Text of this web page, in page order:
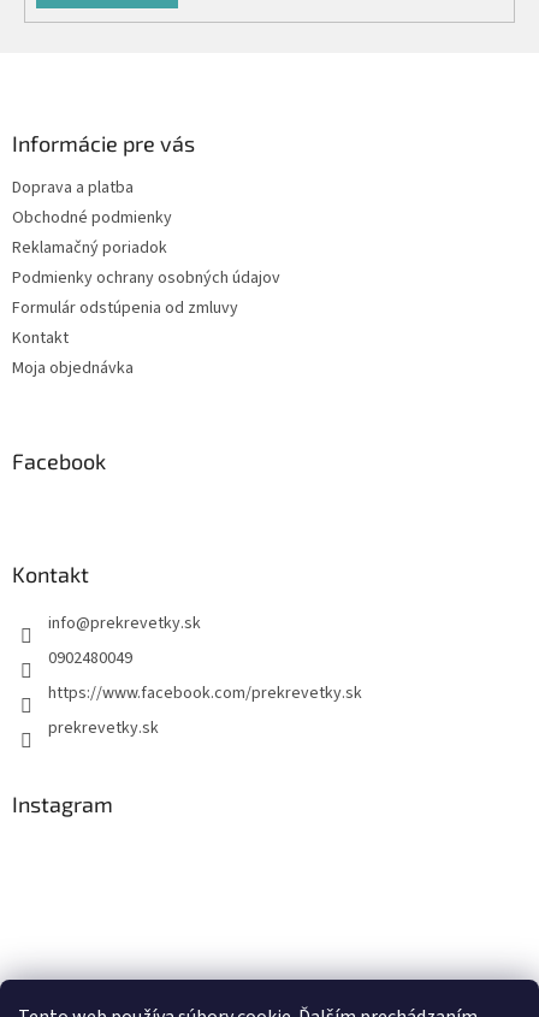
Informácie pre vás
Doprava a platba
Obchodné podmienky
Reklamačný poriadok
Podmienky ochrany osobných údajov
Formulár odstúpenia od zmluvy
Kontakt
Moja objednávka
Facebook
Kontakt
info@prekrevetky.sk
0902480049
https://www.facebook.com/prekrevetky.sk
prekrevetky.sk
Instagram